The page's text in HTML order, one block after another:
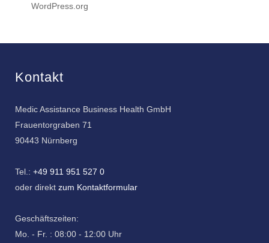
WordPress.org
Kontakt
Medic Assistance Business Health GmbH
Frauentorgraben 71
90443 Nürnberg
Tel.: +49 911 951 527 0
oder direkt zum Kontaktformular
Geschäftszeiten:
Mo. - Fr. : 08:00 - 12:00 Uhr